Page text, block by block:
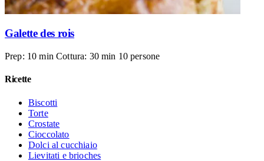
Galette des rois
Prep: 10 min Cottura: 30 min 10 persone
Ricette
Biscotti
Torte
Crostate
Cioccolato
Dolci al cucchiaio
Lievitati e brioches